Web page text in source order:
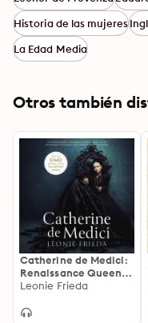
Historia de las mujeres
La Edad Media
Otros también
Catherine de Medici:
Renaissance Queen
of France
Leonie Frieda